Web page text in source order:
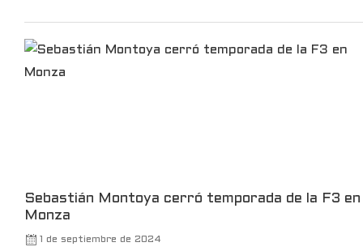
Sebastián Montoya cerró temporada de la F3 en
Monza
1 de septiembre de 2024